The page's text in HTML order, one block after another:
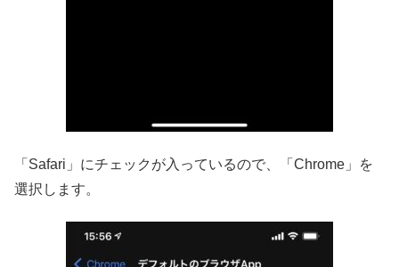
「Safari」にチェックが入っているので、「Chrome」を
選択します。